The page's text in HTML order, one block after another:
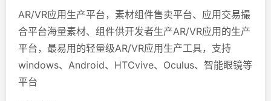
AR/VR应用生产平台，素材组件售卖平台、应用交易撮
合平台海量素材、组件供开发者生产AR/VR应用的生产
平台，最易用的轻量级AR/VR应用生产工具，支持
windows、Android、HTCvive、Oculus、智能眼镜等
平台